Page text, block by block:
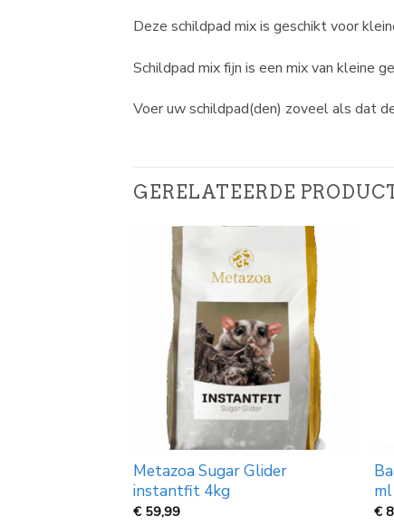
Deze schildpad mix is geschikt voor
Schildpad mix fijn is een mix van kleine
Voer uw schildpad(den) zoveel als dat
GERELATEERDE
Metazoa Sugar Glider
instantfit 4kg
€ 59,99
ml
€